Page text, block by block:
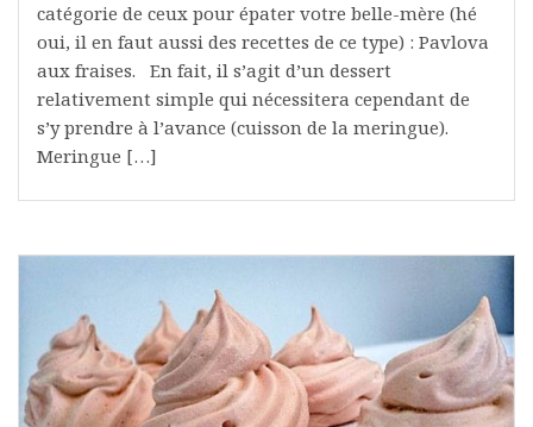
catégorie de ceux pour épater votre belle-mère (hé
oui, il en faut aussi des recettes de ce type) : Pavlova
aux fraises. En fait, il s’agit d’un dessert
relativement simple qui nécessitera cependant de
s’y prendre à l’avance (cuisson de la meringue).
Meringue […]